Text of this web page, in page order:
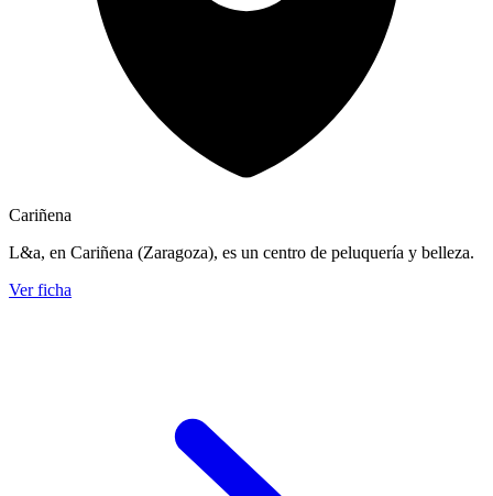
Cariñena
L&a, en Cariñena (Zaragoza), es un centro de peluquería y belleza.
Ver ficha